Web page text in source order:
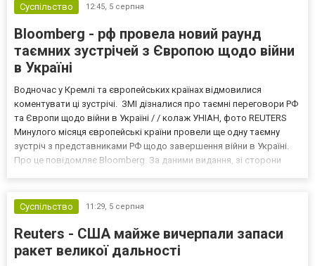
Суспільство 12:45, 5 серпня
Bloomberg - рф провела новий раунд
таємних зустрічей з Європою щодо війни
в Україні
Водночас у Кремлі та європейських країнах відмовилися
коментувати ці зустрічі. ЗМІ дізналися про таємні переговори РФ
та Європи щодо війни в Україні / / колаж УНІАН, фото REUTERS
Минулого місяця європейські країни провели ще одну таємну
зустріч з представниками РФ щодо завершення війни в Україні.
Про це повідомляє Bloomberg. За даними видання, зі сторони
Суспільство
11:29, 5 серпня
Reuters - США майже вичерпали запаси
ракет великої дальності